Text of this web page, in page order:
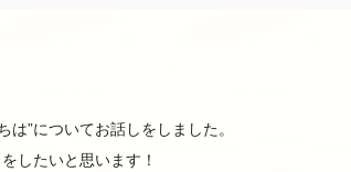
”についてお話しをしました。
したいと思います！